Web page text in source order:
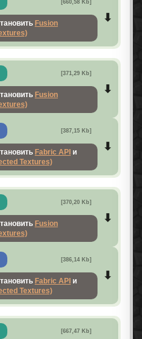
[660,58 Kb]
Fusion
[371,29 Kb]
Fusion
[387,15 Kb]
Fabric API и
Textures)
[370,20 Kb]
Fusion
[386,14 Kb]
Fabric API и
Textures)
[667,47 Kb]